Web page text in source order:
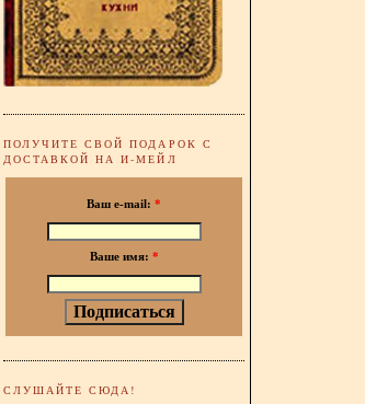
ПОЛУЧИТЕ СВОЙ ПОДАРОК С
ДОСТАВКОЙ НА И-МЕЙЛ
Ваш e-mail: *
Ваше имя: *
СЛУШАЙТЕ СЮДА!